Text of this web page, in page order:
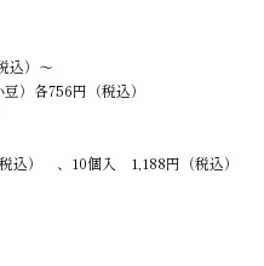
込）～
豆）各756円（税込）
込） 、10個入 1,188円（税込）